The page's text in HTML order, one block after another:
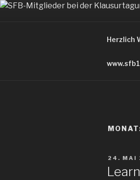
Zum
Herzlich
24. MAI